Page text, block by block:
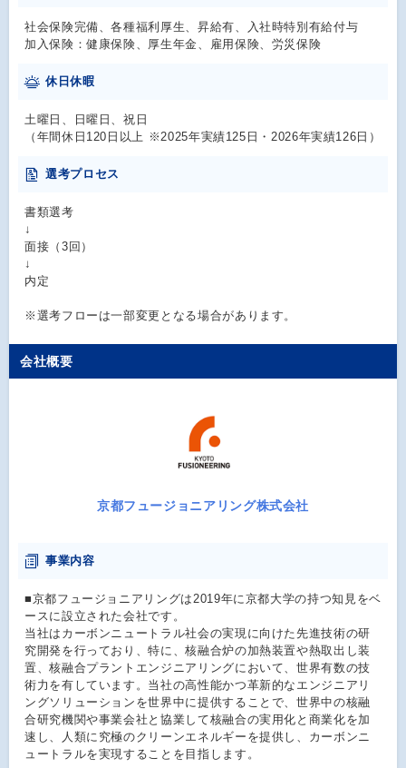
社会保険完備、各種福利厚生、昇給有、入社時特別有給付与
加入保険：健康保険、厚生年金、雇用保険、労災保険
休日休暇
土曜日、日曜日、祝日
（年間休日120日以上 ※2025年実績125日・2026年実績126日）
選考プロセス
書類選考
↓
面接（3回）
↓
内定
※選考フローは一部変更となる場合があります。
会社概要
京都フュージョニアリング株式会社
事業内容
■京都フュージョニアリングは2019年に京都大学の持つ知見をベ
ースに設立された会社です。
当社はカーボンニュートラル社会の実現に向けた先進技術の研
究開発を行っており、特に、核融合炉の加熱装置や熱取出し装
置、核融合プラントエンジニアリングにおいて、世界有数の技
術力を有しています。当社の高性能かつ革新的なエンジニアリ
ングソリューションを世界中に提供することで、世界中の核融
合研究機関や事業会社と協業して核融合の実用化と商業化を加
速し、人類に究極のクリーンエネルギーを提供し、カーボンニ
ュートラルを実現することを目指します。